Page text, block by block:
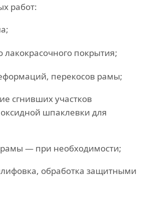
работ:
лакокрасочного покрытия;
перекосов рамы;
сгнивших участков
шпаклевки для
— при необходимости;
обработка защитными